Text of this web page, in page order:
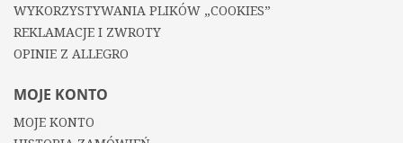
WYKORZYSTYWANIA PLIKÓW „COOKIES”
REKLAMACJE I ZWROTY
OPINIE Z ALLEGRO
MOJE KONTO
MOJE KONTO